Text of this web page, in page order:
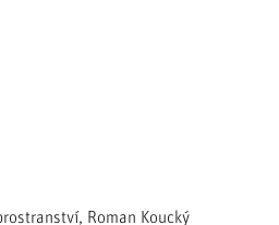
Roman Koucký